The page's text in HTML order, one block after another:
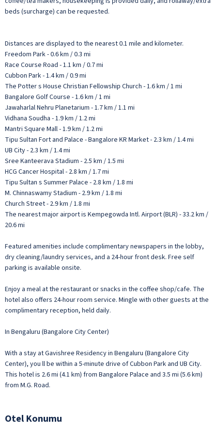
beds (surcharge) can be requested.
Distances are displayed to the nearest 0.1 mile and kilometer.
Freedom Park - 0.6 km / 0.3 mi
Race Course Road - 1.1 km / 0.7 mi
Cubbon Park - 1.4 km / 0.9 mi
The Potter s House Christian Fellowship Church - 1.6 km / 1 mi
Bangalore Golf Course - 1.6 km / 1 mi
Jawaharlal Nehru Planetarium - 1.7 km / 1.1 mi
Vidhana Soudha - 1.9 km / 1.2 mi
Mantri Square Mall - 1.9 km / 1.2 mi
Tipu Sultan Fort and Palace - Bangalore KR Market - 2.3 km / 1.4 mi
UB City - 2.3 km / 1.4 mi
Sree Kanteerava Stadium - 2.5 km / 1.5 mi
HCG Cancer Hospital - 2.8 km / 1.7 mi
Tipu Sultan s Summer Palace - 2.8 km / 1.8 mi
M. Chinnaswamy Stadium - 2.9 km / 1.8 mi
Church Street - 2.9 km / 1.8 mi
The nearest major airport is Kempegowda Intl. Airport (BLR) - 33.2 km /
20.6 mi
Featured amenities include complimentary newspapers in the lobby,
dry cleaning/laundry services, and a 24-hour front desk. Free self
parking is available onsite.
Enjoy a meal at the restaurant or snacks in the coffee shop/cafe. The
hotel also offers 24-hour room service. Mingle with other guests at the
complimentary reception, held daily.
In Bengaluru (Bangalore City Center)
With a stay at Gavishree Residency in Bengaluru (Bangalore City
Center), you ll be within a 5-minute drive of Cubbon Park and UB City.
This hotel is 2.6 mi (4.1 km) from Bangalore Palace and 3.5 mi (5.6 km)
from M.G. Road.
Otel Konumu